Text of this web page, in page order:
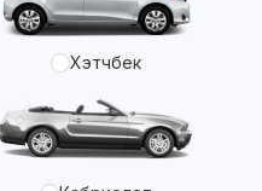
Хэтчбек